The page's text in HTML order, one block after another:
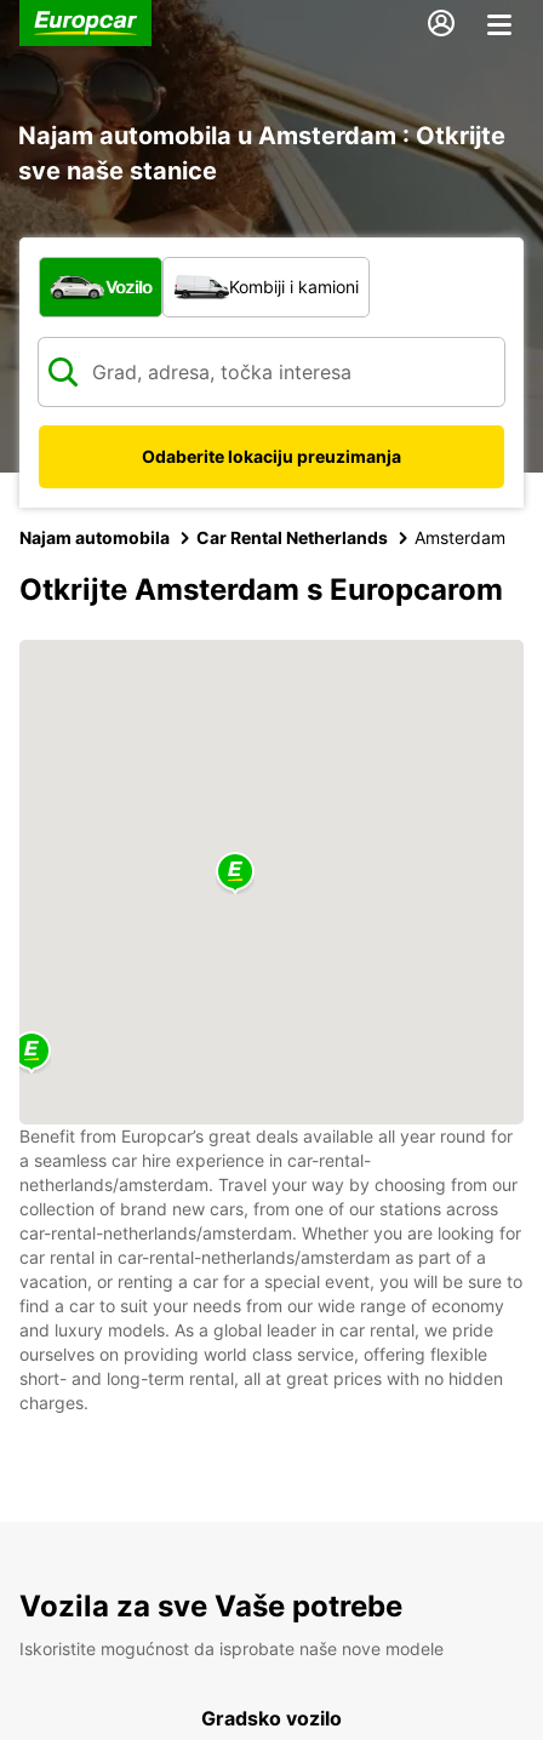
Najam automobila u Amsterdam : Otkrijte
sve naše stanice
Koja vrsta vozila?
Vozilo Kombiji i kamioni
Odaberite lokaciju preuzimanja
Najam automobila Car Rental Netherlands Amsterdam
Otkrijte Amsterdam s Europcarom
Benefit from Europcar’s great deals available all year round for
a seamless car hire experience in car-rental-
netherlands/amsterdam. Travel your way by choosing from our
collection of brand new cars, from one of our stations across
car-rental-netherlands/amsterdam. Whether you are looking for
car rental in car-rental-netherlands/amsterdam as part of a
vacation, or renting a car for a special event, you will be sure to
find a car to suit your needs from our wide range of economy
and luxury models. As a global leader in car rental, we pride
ourselves on providing world class service, offering flexible
short- and long-term rental, all at great prices with no hidden
charges.
Vozila za sve Vaše potrebe
Iskoristite mogućnost da isprobate naše nove modele
Gradsko vozilo